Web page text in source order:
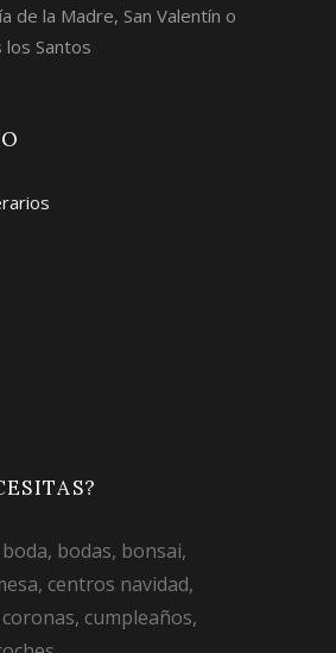
de la Madre, San Valentín o
los Santos
boda bodas bonsai
centros navidad
coronas cumpleaños